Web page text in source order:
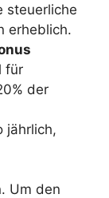
steuerliche
erheblich.
für
der
jährlich,
Um den